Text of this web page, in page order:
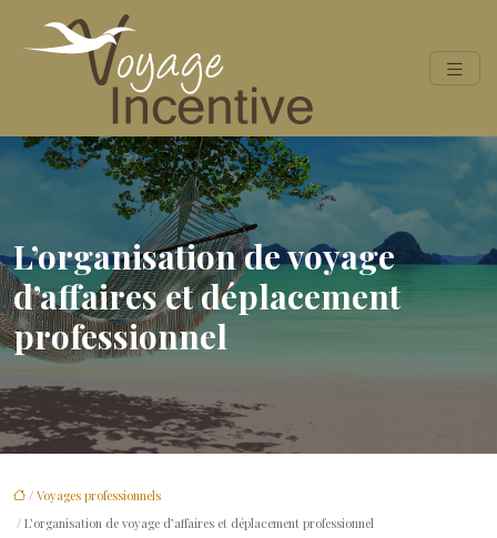
L’organisation de voyage
d’affaires et déplacement
professionnel
/ Voyages professionnels
/ L’organisation de voyage d’affaires et déplacement professionnel